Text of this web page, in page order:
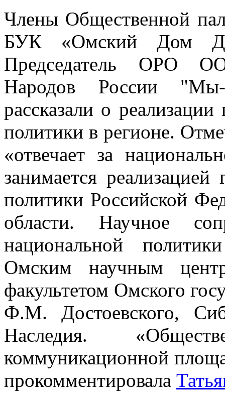
Члены Общественной
БУК «Омский Дом
Председатель ОРО
Народов России "Мы-
рассказали о
политики в регионе.
«отвечает за
занимается реализацией
политики Российской
области. Научное
национальной
Омским научным
факультетом Омского
Ф.М. Достоевского,
Наследия.
коммуникационной
прокомментировала